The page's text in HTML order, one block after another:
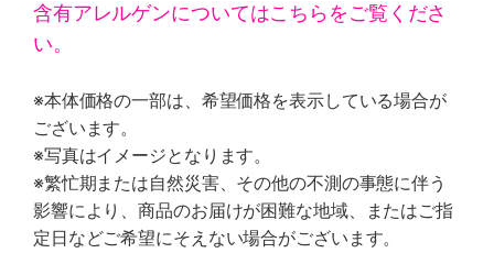
含有アレルゲンについてはこちらをご覧くださ
い。
※本体価格の一部は、希望価格を表示している場合が
ございます。
※写真はイメージとなります。
※繁忙期または自然災害、その他の不測の事態に伴う
影響により、商品のお届けが困難な地域、またはご指
定日などご希望にそえない場合がございます。